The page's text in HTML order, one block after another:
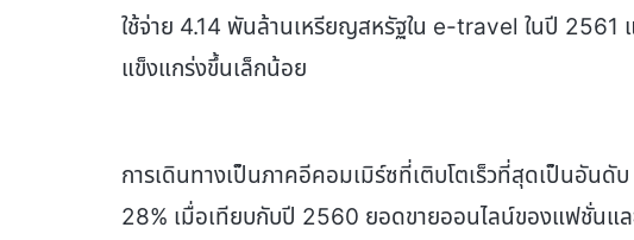
ใช้จ่าย 4.14 พันล้านเหรียญสหรัฐใน e-travel ในปี 2561
แข็งแกร่งขึ้นเล็กน้อย
การเดินทางเป็นภาคอีคอมเมิร์ซที่เติบโตเร็วที่สุดเป็นอันดั
28% เมื่อเทียบกับปี 2560 ยอดขายออนไลน์ของแฟชั่นแล